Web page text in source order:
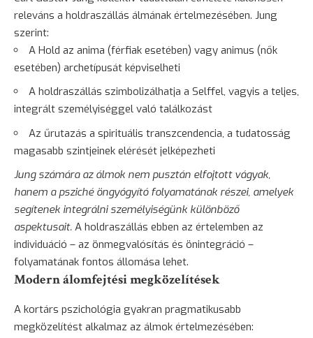
releváns a holdraszállás álmának értelmezésében. Jung
szerint:
A Hold az anima (férfiak esetében) vagy animus (nők
esetében) archetípusát képviselheti
A holdraszállás szimbolizálhatja a Selffel, vagyis a teljes,
integrált személyiséggel való találkozást
Az űrutazás a spirituális transzcendencia, a tudatosság
magasabb szintjeinek elérését jelképezheti
Jung számára az álmok nem pusztán elfojtott vágyak,
hanem a psziché öngyógyító folyamatának részei, amelyek
segítenek integrálni személyiségünk különböző
aspektusait. A holdraszállás ebben az értelemben az
individuáció – az önmegvalósítás és önintegráció –
folyamatának fontos állomása lehet.
Modern álomfejtési megközelítések
A kortárs pszichológia gyakran pragmatikusabb
megközelítést alkalmaz az álmok értelmezésében: